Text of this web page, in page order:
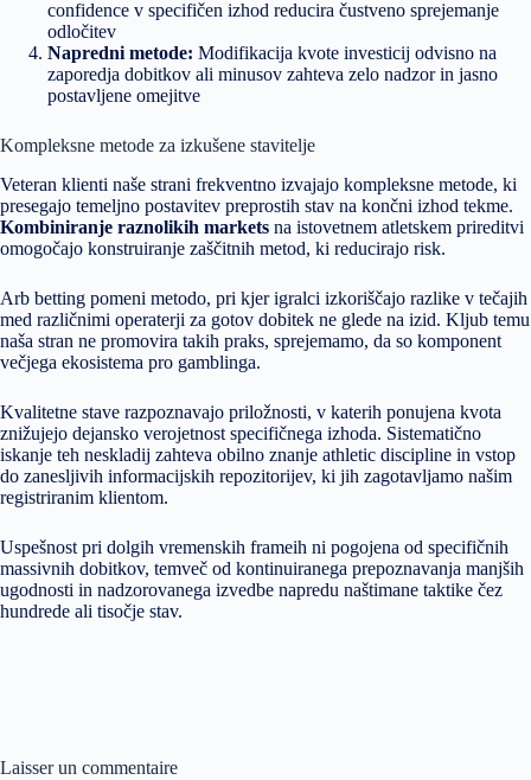
confidence v specifičen izhod reducira čustveno sprejemanje
odločitev
Napredni metode: Modifikacija kvote investicij odvisno na
zaporedja dobitkov ali minusov zahteva zelo nadzor in jasno
postavljene omejitve
Kompleksne metode za izkušene stavitelje
Veteran klienti naše strani frekventno izvajajo kompleksne metode, ki
presegajo temeljno postavitev preprostih stav na končni izhod tekme.
Kombiniranje raznolikih markets na istovetnem atletskem prireditvi
omogočajo konstruiranje zaščitnih metod, ki reducirajo risk.
Arb betting pomeni metodo, pri kjer igralci izkoriščajo razlike v tečajih
med različnimi operaterji za gotov dobitek ne glede na izid. Kljub temu
naša stran ne promovira takih praks, sprejemamo, da so komponent
večjega ekosistema pro gamblinga.
Kvalitetne stave razpoznavajo priložnosti, v katerih ponujena kvota
znižujejo dejansko verojetnost specifičnega izhoda. Sistematično
iskanje teh neskladij zahteva obilno znanje athletic discipline in vstop
do zanesljivih informacijskih repozitorijev, ki jih zagotavljamo našim
registriranim klientom.
Uspešnost pri dolgih vremenskih frameih ni pogojena od specifičnih
massivnih dobitkov, temveč od kontinuiranega prepoznavanja manjših
ugodnosti in nadzorovanega izvedbe napredu naštimane taktike čez
hundrede ali tisočje stav.
Laisser un commentaire